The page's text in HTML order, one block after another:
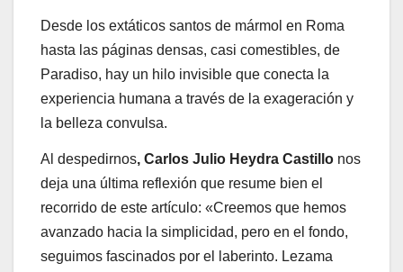
Desde los extáticos santos de mármol en Roma
hasta las páginas densas, casi comestibles, de
Paradiso, hay un hilo invisible que conecta la
experiencia humana a través de la exageración y
la belleza convulsa.
Al despedirnos, Carlos Julio Heydra Castillo nos
deja una última reflexión que resume bien el
recorrido de este artículo: «Creemos que hemos
avanzado hacia la simplicidad, pero en el fondo,
seguimos fascinados por el laberinto. Lezama